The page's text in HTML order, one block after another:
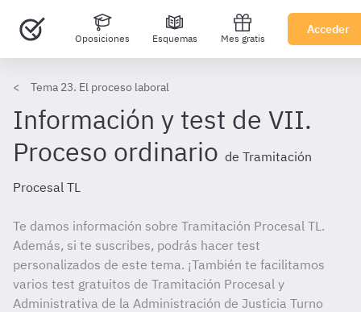
Oposiciones Esquemas Mes gratis
Acceder
Tema 23. El proceso laboral
Información y test de VII.
Proceso ordinario de Tramitación
Procesal TL
Te damos información sobre Tramitación Procesal TL.
Además, si te suscribes, podrás hacer test
personalizados de este tema. ¡También te facilitamos
varios test gratuitos de Tramitación Procesal y
Administrativa de la Administración de Justicia Turno